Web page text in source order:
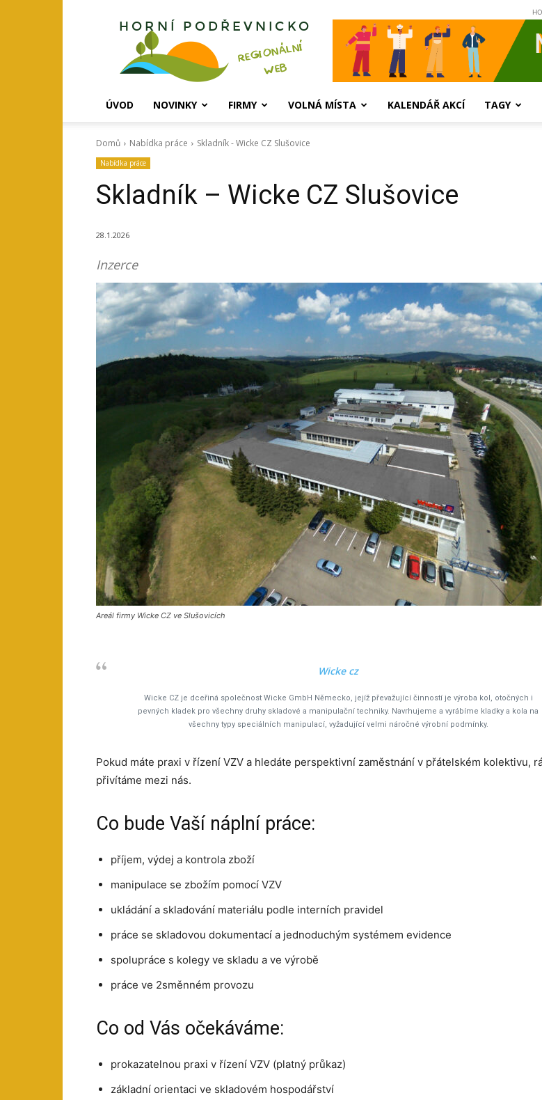
Horní
ÚVOD NOVINKY FIRMY VOLNÁ MÍSTA KALENDÁŘ AKCÍ TAGY
Domů Nabídka práce Skladník - Wicke CZ Slušovice
Nabídka práce
Skladník – Wicke CZ Slušovice
28.1.2026
Inzerce
Areál firmy Wicke CZ ve Slušovicích
Wicke cz
Wicke CZ je dceřiná společnost Wicke GmbH Německo, jejíž převažující činností je výroba kol, otočných i
pevných kladek pro všechny druhy skladové a manipulační techniky. Navrhujeme a vyrábíme kladky a kola na
všechny typy speciálních manipulací, vyžadující velmi náročné výrobní podmínky.
Pokud máte praxi v řízení VZV a hledáte perspektivní zaměstnání v přátelském kolektivu,
přivítáme mezi nás.
Co bude Vaší náplní práce:
příjem, výdej a kontrola zboží
manipulace se zbožím pomocí VZV
ukládání a skladování materiálu podle interních pravidel
práce se skladovou dokumentací a jednoduchým systémem evidence
spolupráce s kolegy ve skladu a ve výrobě
práce ve 2směnném provozu
Co od Vás očekáváme:
prokazatelnou praxi v řízení VZV (platný průkaz)
základní orientaci ve skladovém hospodářství